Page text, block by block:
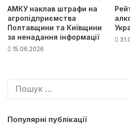
АМКУ наклав штрафи на
агропідприємства
Полтавщини та Київщини
за ненадання інформації
15.06.2026
Популярні публікації